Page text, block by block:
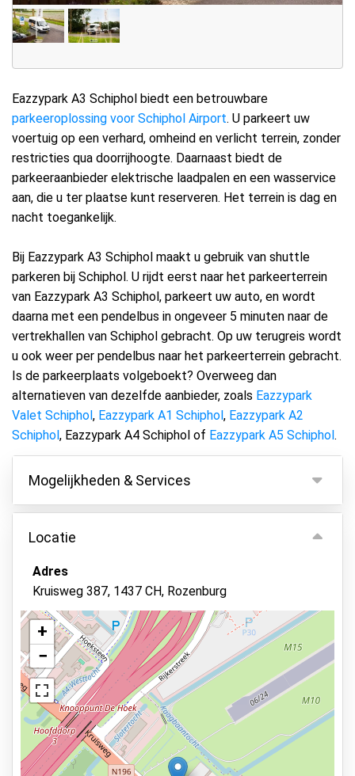
Eazzypark A3 Schiphol biedt een betrouwbare
parkeeroplossing voor Schiphol Airport. U parkeert uw
voertuig op een verhard, omheind en verlicht terrein, zonder
restricties qua doorrijhoogte. Daarnaast biedt de
parkeeraanbieder elektrische laadpalen en een wasservice
aan, die u ter plaatse kunt reserveren. Het terrein is dag en
nacht toegankelijk.
Bij Eazzypark A3 Schiphol maakt u gebruik van shuttle
parkeren bij Schiphol. U rijdt eerst naar het parkeerterrein
van Eazzypark A3 Schiphol, parkeert uw auto, en wordt
daarna met een pendelbus in ongeveer 5 minuten naar de
vertrekhallen van Schiphol gebracht. Op uw terugreis wordt
u ook weer per pendelbus naar het parkeerterrein gebracht.
Is de parkeerplaats volgeboekt? Overweeg dan
alternatieven van dezelfde aanbieder, zoals Eazzypark
Valet Schiphol, Eazzypark A1 Schiphol, Eazzypark A2
Schiphol, Eazzypark A4 Schiphol of Eazzypark A5 Schiphol.
Mogelijkheden & Services
Mogelijkheden
Binnen parkeren
Autosleutels behouden
Camerabewaking
Beveiligd parkeren
Verlicht terrein
Asfalt of bestrating
Autowassen
Elektrisch laadstation
Locatie
Adres
Kruisweg 387, 1437 CH, Rozenburg
Bekijk op kaart
+
−